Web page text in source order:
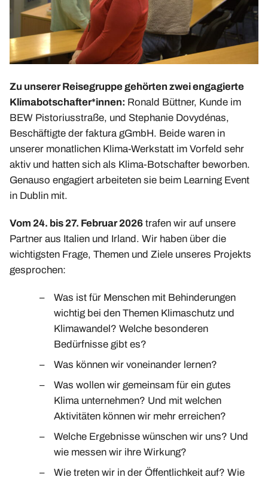
Zu unserer Reisegruppe gehörten zwei engagierte
Klimabotschafter*innen: Ronald Büttner, Kunde im
BEW Pistoriusstraße, und Stephanie Dovydénas,
Beschäftigte der faktura gGmbH. Beide waren in
unserer monatlichen Klima-Werkstatt im Vorfeld sehr
aktiv und hatten sich als Klima-Botschafter beworben.
Genauso engagiert arbeiteten sie beim Learning Event
in Dublin mit.
Vom 24. bis 27. Februar 2026 trafen wir auf unsere
Partner aus Italien und Irland. Wir haben über die
wichtigsten Frage, Themen und Ziele unseres Projekts
gesprochen:
Was ist für Menschen mit Behinderungen
wichtig bei den Themen Klimaschutz und
Klimawandel? Welche besonderen
Bedürfnisse gibt es?
Was können wir voneinander lernen?
Was wollen wir gemeinsam für ein gutes
Klima unternehmen? Und mit welchen
Aktivitäten können wir mehr erreichen?
Welche Ergebnisse wünschen wir uns? Und
wie messen wir ihre Wirkung?
Wie treten wir in der Öffentlichkeit auf? Wie